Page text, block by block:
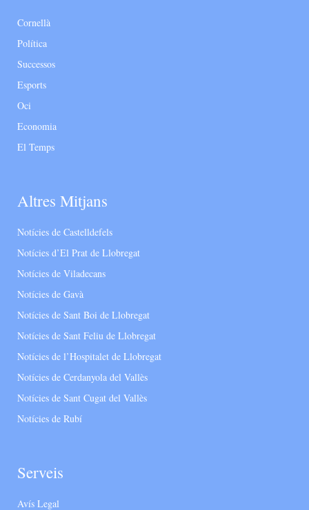
Cornellà
Política
Successos
Esports
Oci
Economia
El Temps
Altres Mitjans
Notícies de Castelldefels
Notícies d’El Prat de Llobregat
Notícies de Viladecans
Notícies de Gavà
Notícies de Sant Boi de Llobregat
Notícies de Sant Feliu de Llobregat
Notícies de l’Hospitalet de Llobregat
Notícies de Cerdanyola del Vallès
Notícies de Sant Cugat del Vallès
Notícies de Rubí
Serveis
Avís Legal